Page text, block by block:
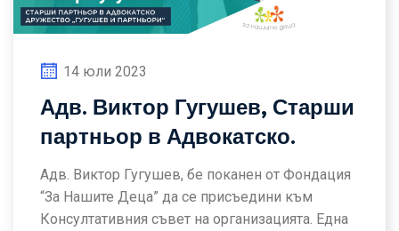
14 юли 2023
Адв. Виктор Гугушев, Старши
партньор в Адвокатско.
Адв. Виктор Гугушев, бе поканен от Фондация
“За Нашите Деца” да се присъедини към
Консултативния съвет на организацията. Една